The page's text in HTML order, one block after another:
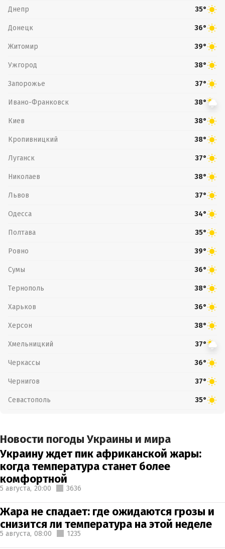
Днепр 35°
Донецк 36°
Житомир 39°
Ужгород 38°
Запорожье 37°
Ивано-Франковск 38°
Киев 38°
Кропивницкий 38°
Луганск 37°
Николаев 38°
Львов 37°
Одесса 34°
Полтава 35°
Ровно 39°
Сумы 36°
Тернополь 38°
Харьков 36°
Херсон 38°
Хмельницкий 37°
Черкассы 36°
Чернигов 37°
Севастополь 35°
Новости погоды Украины и мира
Украину ждет пик африканской жары:
когда температура станет более
комфортной
5 августа, 20:00 3636
Жара не спадает: где ожидаются грозы и
снизится ли температура на этой неделе
5 августа, 08:00 1235